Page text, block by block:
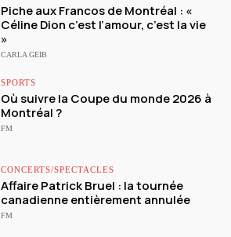
Piche aux Francos de Montréal : «
Céline Dion c’est l’amour, c’est la vie
»
CARLA GEIB
SPORTS
Où suivre la Coupe du monde 2026 à
Montréal ?
FM
CONCERTS/SPECTACLES
Affaire Patrick Bruel : la tournée
canadienne entièrement annulée
FM